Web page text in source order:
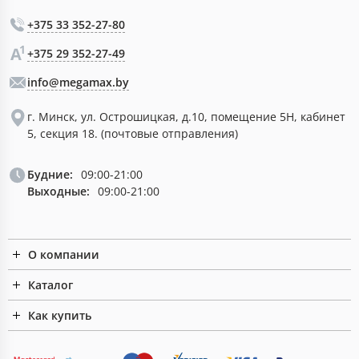
+375 33 352-27-80
+375 29 352-27-49
info@megamax.by
г. Минск, ул. Острошицкая, д.10, помещение 5Н, кабинет
5, секция 18. (почтовые отправления)
Будние: 09:00-21:00
Выходные: 09:00-21:00
О компании
Каталог
Как купить